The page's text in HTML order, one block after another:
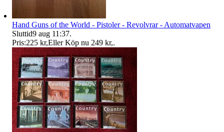
Hand Guns of the World - Pistoler - Revolvrar - Automatvapen
Sluttid9 aug 11:37.
Pris:225 kr,Eller Köp nu 249 kr,.